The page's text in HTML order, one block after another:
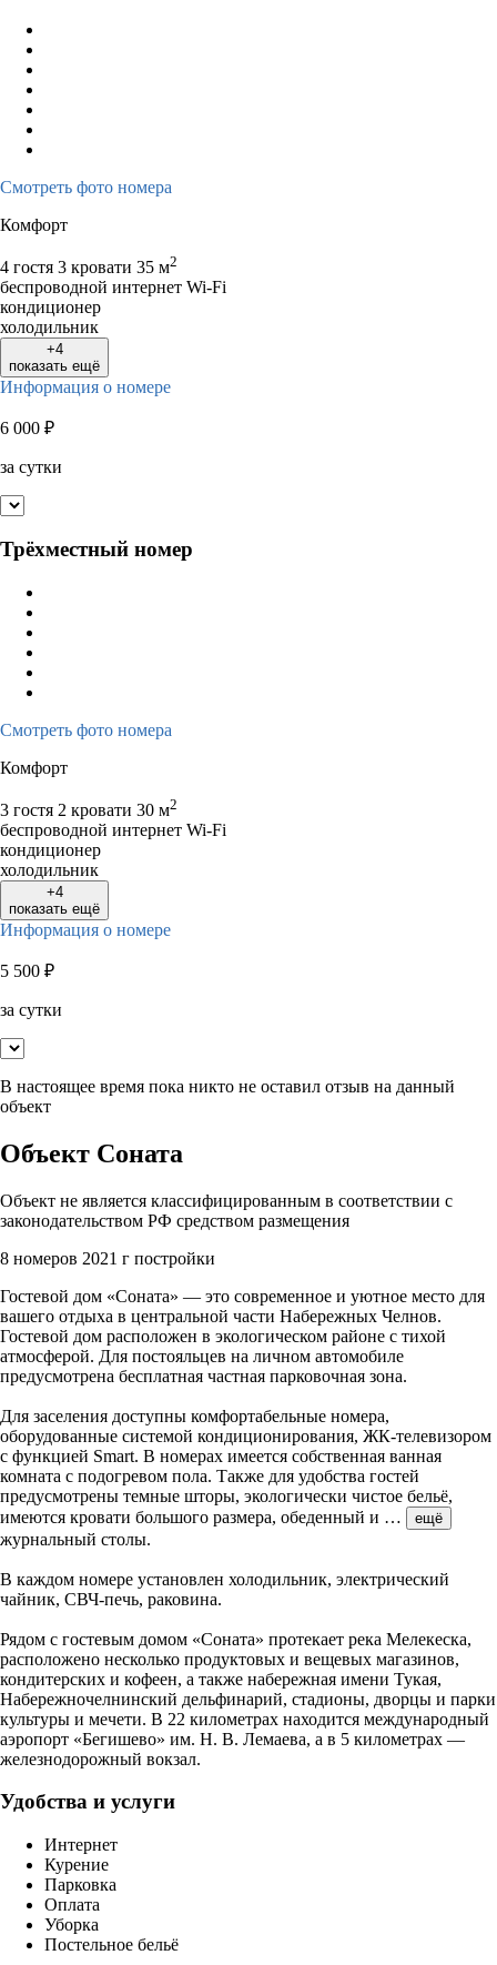
Смотреть фото номера
Комфорт
4 гостя 3 кровати 35 м2
беспроводной интернет Wi-Fi
кондиционер
холодильник
+4
показать ещё
Информация о номере
6 000 ₽
за сутки
Трёхместный номер
Смотреть фото номера
Комфорт
3 гостя 2 кровати 30 м2
беспроводной интернет Wi-Fi
кондиционер
холодильник
+4
показать ещё
Информация о номере
5 500 ₽
за сутки
В настоящее время пока никто не оставил отзыв на данный
объект
Объект Соната
Объект не является классифицированным в соответствии с
законодательством РФ средством размещения
8 номеров 2021 г постройки
Гостевой дом «Соната» — это современное и уютное место для
вашего отдыха в центральной части Набережных Челнов.
Гостевой дом расположен в экологическом районе с тихой
атмосферой. Для постояльцев на личном автомобиле
предусмотрена бесплатная частная парковочная зона.
Для заселения доступны комфортабельные номера,
оборудованные системой кондиционирования, ЖК-телевизором
с функцией Smart. В номерах имеется собственная ванная
комната с подогревом пола. Также для удобства гостей
предусмотрены темные шторы, экологически чистое бельё,
имеются кровати большого размера, обеденный и … ещё
журнальный столы.
В каждом номере установлен холодильник, электрический
чайник, СВЧ-печь, раковина.
Рядом с гостевым домом «Соната» протекает река Мелекеска,
расположено несколько продуктовых и вещевых магазинов,
кондитерских и кофеен, а также набережная имени Тукая,
Набережночелнинский дельфинарий, стадионы, дворцы и парки
культуры и мечети. В 22 километрах находится международный
аэропорт «Бегишево» им. Н. В. Лемаева, а в 5 километрах —
железнодорожный вокзал.
Удобства и услуги
Интернет
Курение
Парковка
Оплата
Уборка
Постельное бельё